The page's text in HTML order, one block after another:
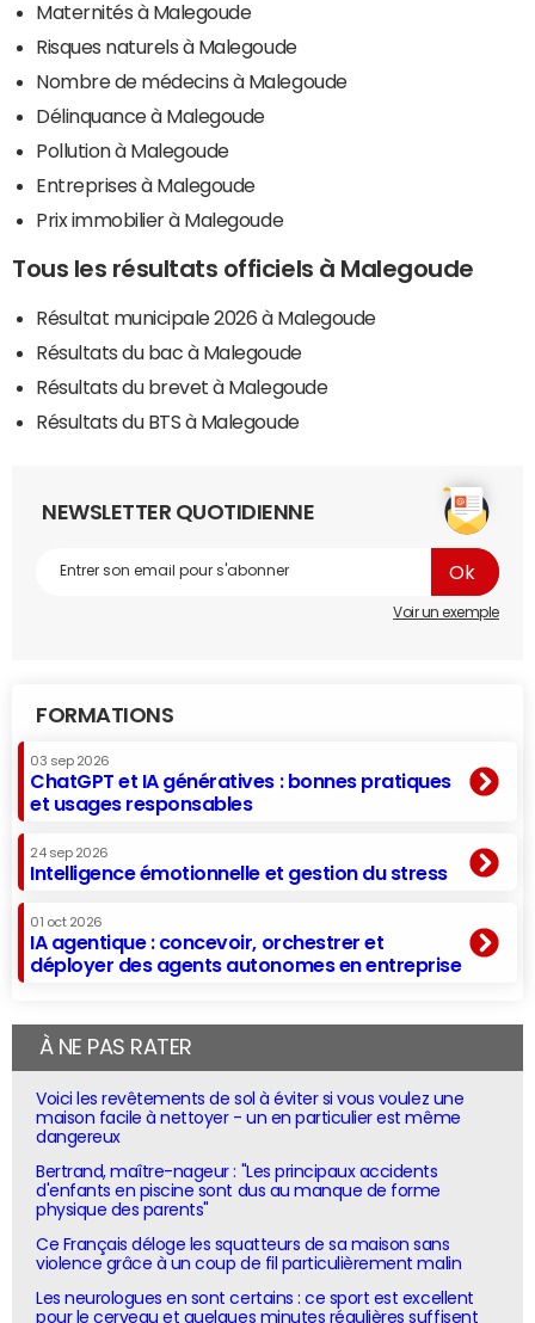
Maternités à Malegoude
Risques naturels à Malegoude
Nombre de médecins à Malegoude
Délinquance à Malegoude
Pollution à Malegoude
Entreprises à Malegoude
Prix immobilier à Malegoude
Tous les résultats officiels à Malegoude
Résultat municipale 2026 à Malegoude
Résultats du bac à Malegoude
Résultats du brevet à Malegoude
Résultats du BTS à Malegoude
NEWSLETTER QUOTIDIENNE
Voir un exemple
FORMATIONS
03 sep 2026
ChatGPT et IA génératives : bonnes pratiques
et usages responsables
24 sep 2026
Intelligence émotionnelle et gestion du stress
01 oct 2026
IA agentique : concevoir, orchestrer et
déployer des agents autonomes en entreprise
À NE PAS RATER
Voici les revêtements de sol à éviter si vous voulez une
maison facile à nettoyer - un en particulier est même
dangereux
Bertrand, maître-nageur : "Les principaux accidents
d'enfants en piscine sont dus au manque de forme
physique des parents"
Ce Français déloge les squatteurs de sa maison sans
violence grâce à un coup de fil particulièrement malin
Les neurologues en sont certains : ce sport est excellent
pour le cerveau et quelques minutes régulières suffisent